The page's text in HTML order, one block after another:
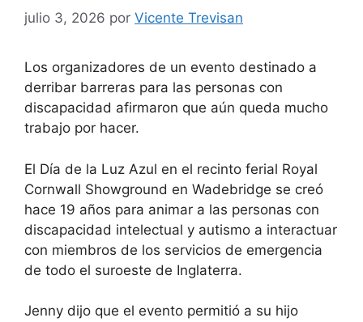
julio 3, 2026 por Vicente Trevisan
Los organizadores de un evento destinado a
derribar barreras para las personas con
discapacidad afirmaron que aún queda mucho
trabajo por hacer.
El Día de la Luz Azul en el recinto ferial Royal
Cornwall Showground en Wadebridge se creó
hace 19 años para animar a las personas con
discapacidad intelectual y autismo a interactuar
con miembros de los servicios de emergencia
de todo el suroeste de Inglaterra.
Jenny dijo que el evento permitió a su hijo